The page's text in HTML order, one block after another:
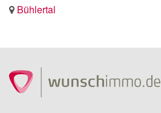
Bühlertal